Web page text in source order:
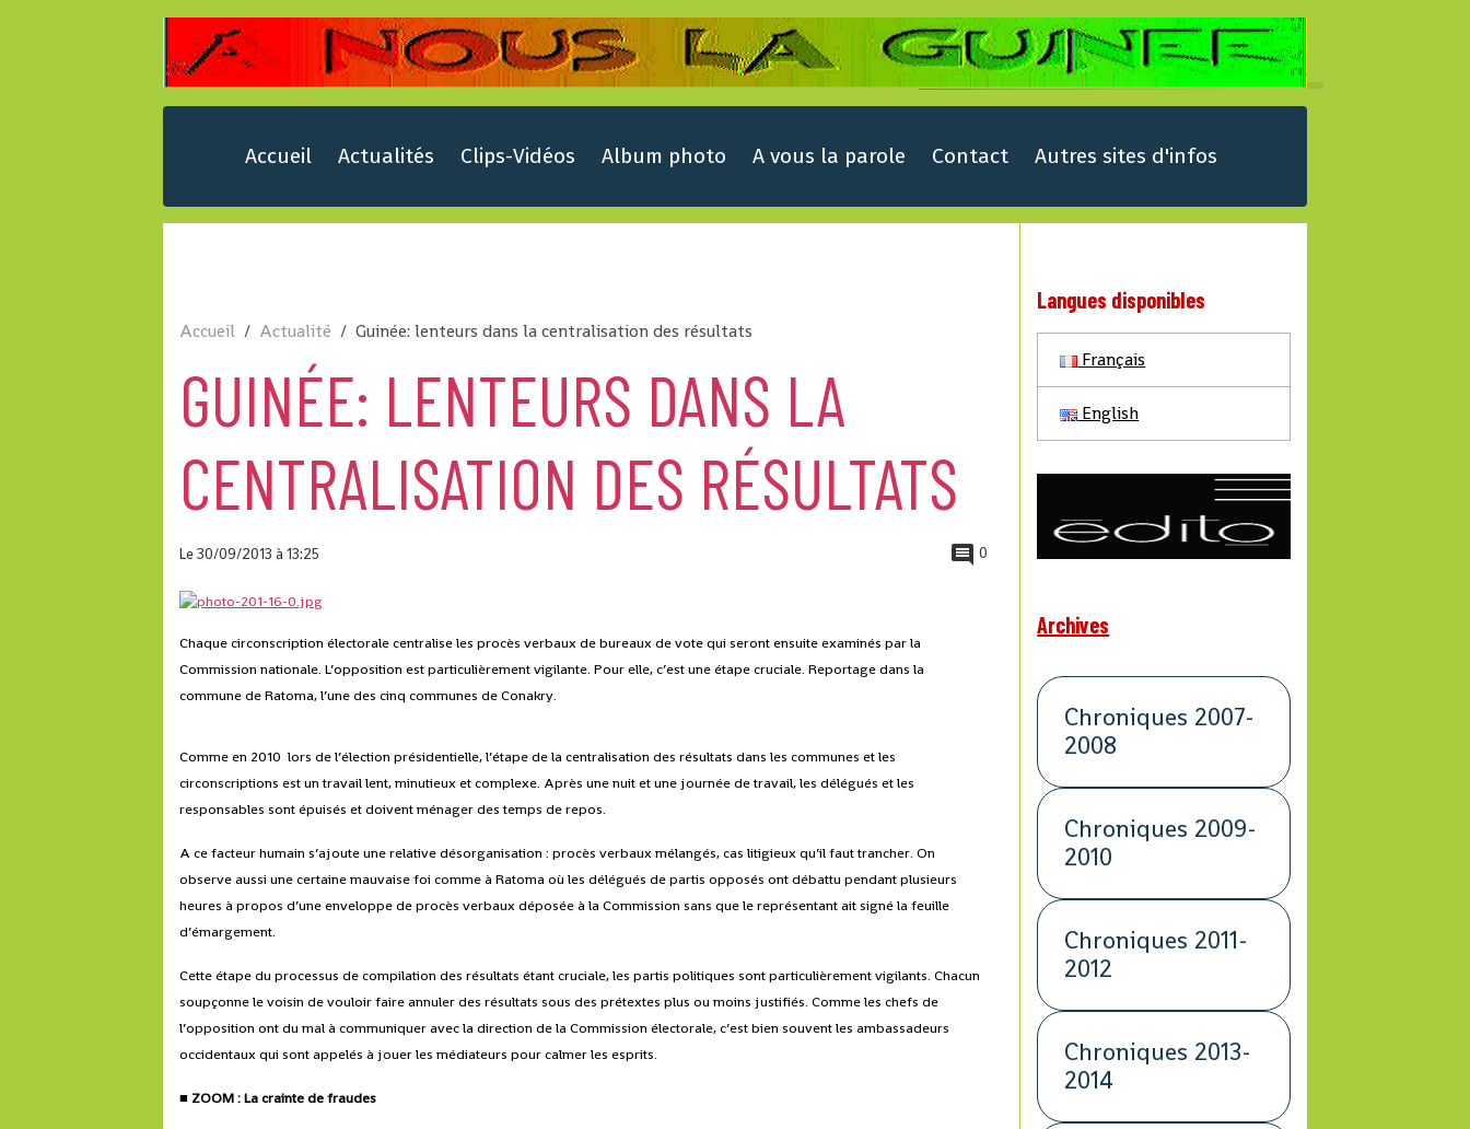
Accueil Actualités Clips-Vidéos Album photo A vous la parole Contact Autres sites d'infos
Accueil Actualité Guinée: lenteurs dans la centralisation des résultats
GUINÉE: LENTEURS DANS LA
CENTRALISATION DES RÉSULTATS
Le 30/09/2013à 13:25 0
Chaque circonscription électorale centralise les procès verbaux de bureaux de vote qui seront ensuite examinés par la
Commission nationale. L’opposition est particulièrement vigilante. Pour elle, c’est une étape cruciale. Reportage dans la
commune de Ratoma, l’une des cinq communes de Conakry.
Comme en 2010 lors de l’élection présidentielle, l’étape de la centralisation des résultats dans les communes et les
circonscriptions est un travail lent, minutieux et complexe. Après une nuit et une journée de travail, les délégués et les
responsables sont épuisés et doivent ménager des temps de repos.
A ce facteur humain s’ajoute une relative désorganisation : procès verbaux mélangés, cas litigieux qu’il faut trancher. On
observe aussi une certaine mauvaise foi comme à Ratoma où les délégués de partis opposés ont débattu pendant plusieurs
heures à propos d’une enveloppe de procès verbaux déposée à la Commission sans que le représentant ait signé la feuille
d’émargement.
Cette étape du processus de compilation des résultats étant cruciale, les partis politiques sont particulièrement vigilants. Chacun
soupçonne le voisin de vouloir faire annuler des résultats sous des prétextes plus ou moins justifiés. Comme les chefs de
l’opposition ont du mal à communiquer avec la direction de la Commission électorale, c’est bien souvent les ambassadeurs
occidentaux qui sont appelés à jouer les médiateurs pour calmer les esprits.
■ ZOOM : La crainte de fraudes
Langues disponibles
Français
English
Archives
Chroniques 2007-
2008
Chroniques 2009-
2010
Chroniques 2011-
2012
Chroniques 2013-
2014